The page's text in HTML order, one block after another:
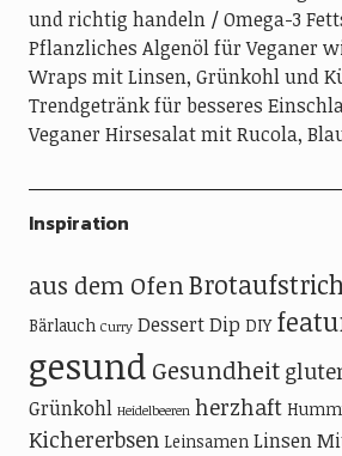
und richtig handeln
Omega-3
Pflanzliches Algenöl für Veganer
Wraps mit Linsen, Grünkohl und
Trendgetränk für besseres
Veganer Hirsesalat mit Rucola,
Inspiration
aus dem Ofen
Bärlauch Curry DessertDip DIY
gesund Gesundheit
Grünkohl Heidelbeeren herzhaft
Kichererbsen Leinsamen Linsen